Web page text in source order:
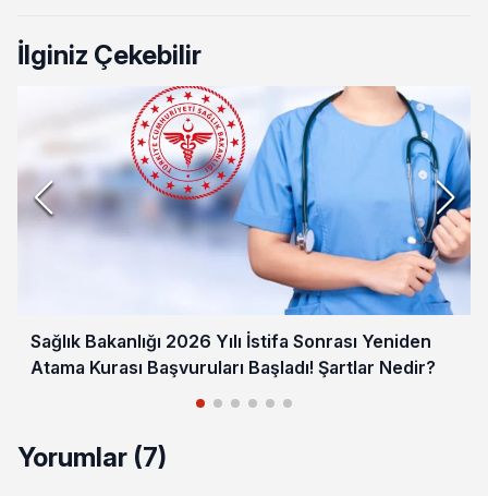
İlginiz Çekebilir
Sağlık Bakanlığı 2026 Yılı İstifa Sonrası Yeniden
Atama Kurası Başvuruları Başladı! Şartlar Nedir?
Yorumlar (7)